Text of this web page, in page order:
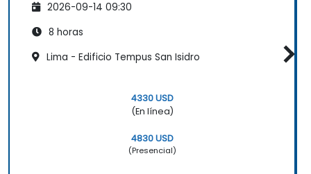
2026-09-14 09:30
8 horas
Lima - Edificio Tempus San Isidro
4330 USD
(En línea)
4830 USD
(Presencial)